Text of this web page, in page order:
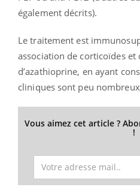
également décrits).
Le traitement est
association de corticoïdes
d’azathioprine, en ayant
cliniques sont peu
Vous aimez cet article ?
!